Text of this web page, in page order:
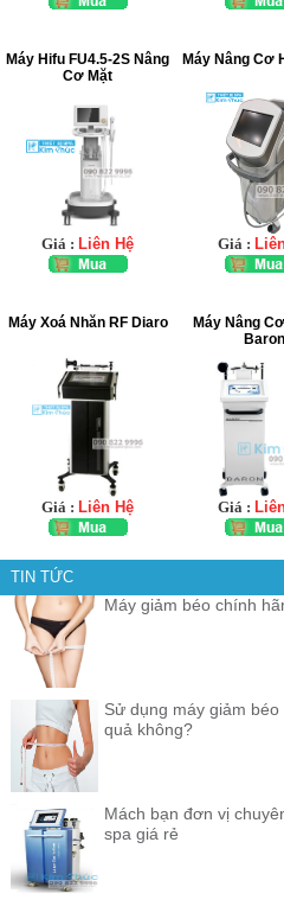
Máy Hifu FU4.5-2S Nâng
Cơ Mặt
Giá :Liên Hệ
Máy Nâng Cơ
Giá :
Máy Xoá Nhăn RF Diaro
Giá :Liên Hệ
Máy Nâng
Baron
Giá :
TIN TỨC
Máy giảm béo chính
Sử dụng máy giảm
quả không?
Mách bạn đơn vị
spa giá rẻ